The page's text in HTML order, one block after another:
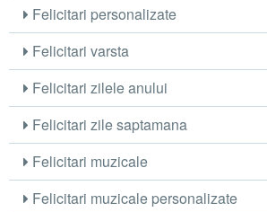
Felicitari personalizate
Felicitari varsta
Felicitari zilele anului
Felicitari zile saptamana
Felicitari muzicale
Felicitari muzicale personalizate